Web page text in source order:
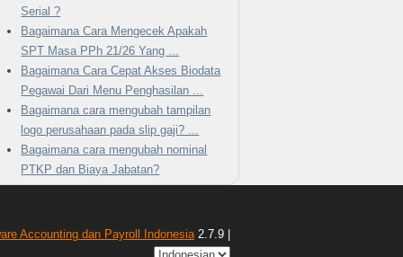
Serial ?
Bagaimana Cara Mengecek Apakah
SPT Masa PPh 21/26 Yang ...
Bagaimana Cara Cepat Akses Biodata
Pegawai Dari Menu Penghasilan ...
Bagaimana cara mengubah tampilan
logo perusahaan pada slip gaji? ...
Bagaimana cara mengubah nominal
PTKP dan Biaya Jabatan?
Accounting dan Payroll Indonesia 2.7.9 |